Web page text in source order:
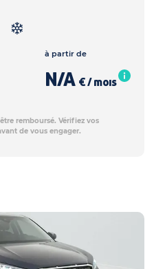
à partir de
N/A € / mois
remboursé. Vérifiez vos
de vous engager.